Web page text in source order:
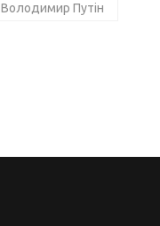
Володимир Путін